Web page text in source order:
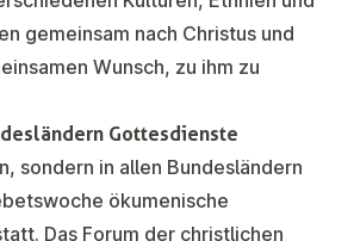
gemeinsam nach Christus und
Wunsch, zu ihm zu
Gottesdienste
sondern in allen Bundesländern
ökumenische
Das Forum der christlichen